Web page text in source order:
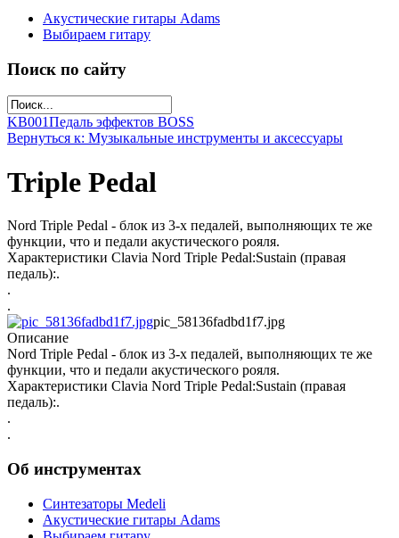
Акустические гитары Adams
Выбираем гитару
Поиск по сайту
KB001Педаль эффектов BOSS
Вернуться к: Музыкальные инструменты и аксессуары
Triple Pedal
Nord Triple Pedal - блок из 3-х педалей, выполняющих те же
функции, что и педали акустического рояля.
Характеристики Clavia Nord Triple Pedal:Sustain (правая
педаль):.
.
.
pic_58136fadbd1f7.jpg
Описание
Nord Triple Pedal - блок из 3-х педалей, выполняющих те же
функции, что и педали акустического рояля.
Характеристики Clavia Nord Triple Pedal:Sustain (правая
педаль):.
.
.
Об инструментах
Синтезаторы Мedeli
Акустические гитары Adams